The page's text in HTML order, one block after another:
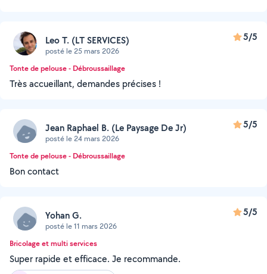
Leo T. (LT SERVICES)
posté le 25 mars 2026
5/5
Tonte de pelouse - Débroussaillage
Très accueillant, demandes précises !
Jean Raphael B. (Le Paysage De Jr)
posté le 24 mars 2026
5/5
Tonte de pelouse - Débroussaillage
Bon contact
Yohan G.
posté le 11 mars 2026
5/5
Bricolage et multi services
Super rapide et efficace. Je recommande.